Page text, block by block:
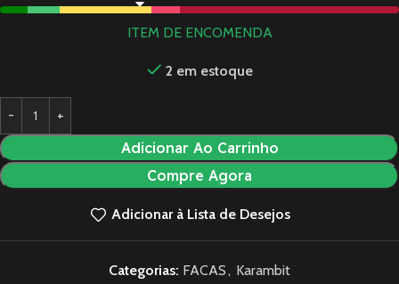
ITEM DE ENCOMENDA
2 em estoque
Adicionar Ao Carrinho
Compre Agora
Adicionar à Lista de Desejos
Categorias: FACAS, Karambit